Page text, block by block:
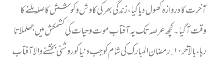
آخرت کا دروازہ کھول دیا گیا ، زندگی بھر کی کاوش وکوشش کا صلہ ملنے کا
وقت آگیا۔ کچھ عرصہ تک یہ آفتاب موت وحیات کی کشمکش میں جھلملاتا
رہا ، بالآخر ۱۰؍ رمضان المبارک کی شام کو جب دنیا کو روشنی بخشنے والا آفتاب